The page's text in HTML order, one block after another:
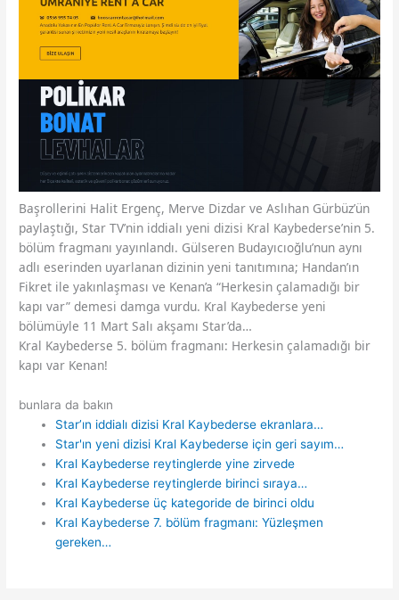
Başrollerini Halit Ergenç, Merve Dizdar ve Aslıhan Gürbüz’ün
paylaştığı, Star TV’nin iddialı yeni dizisi Kral Kaybederse’nin 5.
bölüm fragmanı yayınlandı. Gülseren Budayıcıoğlu’nun aynı
adlı eserinden uyarlanan dizinin yeni tanıtımına; Handan’ın
Fikret ile yakınlaşması ve Kenan’a “Herkesin çalamadığı bir
kapı var” demesi damga vurdu. Kral Kaybederse yeni
bölümüyle 11 Mart Salı akşamı Star’da…
Kral Kaybederse 5. bölüm fragmanı: Herkesin çalamadığı bir
kapı var Kenan!
bunlara da bakın
Star’ın iddialı dizisi Kral Kaybederse ekranlara…
Star'ın yeni dizisi Kral Kaybederse için geri sayım…
Kral Kaybederse reytinglerde yine zirvede
Kral Kaybederse reytinglerde birinci sıraya…
Kral Kaybederse üç kategoride de birinci oldu
Kral Kaybederse 7. bölüm fragmanı: Yüzleşmen
gereken…